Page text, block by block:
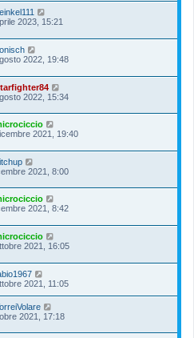
2023, 15:21
2022, 19:48
2022, 15:34
2021, 19:40
2021, 8:00
2021, 8:42
2021, 16:05
2021, 11:05
2021, 17:18